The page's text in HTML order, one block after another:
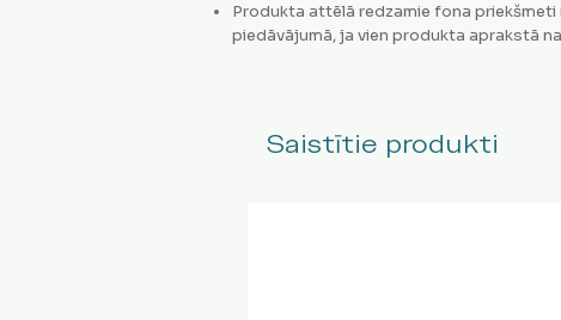
Produkta attēlā redzamie fona
piedāvājumā, ja vien produkta aprakstā
Saistītie produkti